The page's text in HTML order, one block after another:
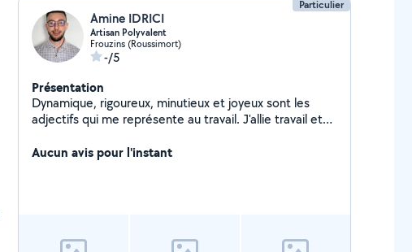
Particulier
Amine IDRICI
Artisan Polyvalent
Frouzins (Roussimort)
-/5
Présentation
Dynamique, rigoureux, minutieux et joyeux sont les
adjectifs qui me représente au travail. J'allie travail et
me suis réorienté dans l'entrepreneuriat.
Aucun avis pour l'instant